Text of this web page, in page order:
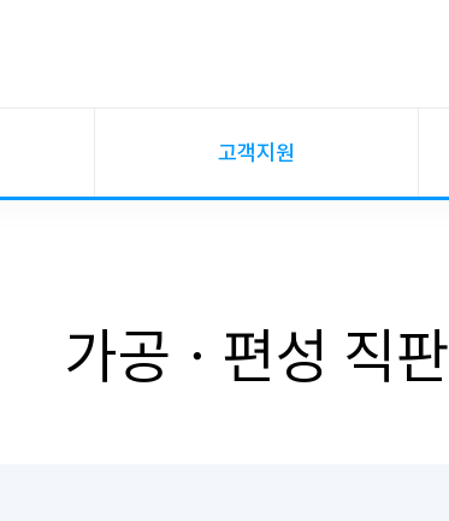
고객지원
가공ㆍ편성 직판